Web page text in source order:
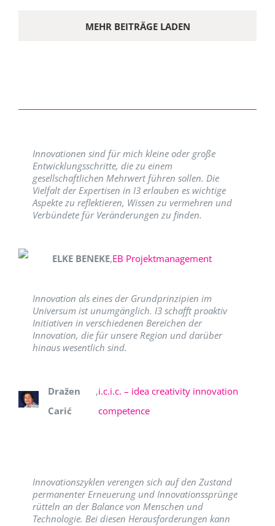
MEHR BEITRÄGE LADEN
Innovationen sind für mich kleine oder große
Entwicklungsschritte, die zu einem
gesellschaftlichen Mehrwert führen sollen. Die
Vielfalt der Expertisen in I3 erlauben es wichtige
Aspekte zu reflektieren, Wissen zu vermehren und
Verbündete für Veränderungen zu finden.
ELKE BENEKE,EB Projektmanagement
Innovation als eines der Grundprinzipien im
Universum ist unumgänglich. I3 schafft proaktiv
Initiativen in verschiedenen Bereichen der
Innovation, die für unsere Region und darüber
hinaus wesentlich sind.
Dražen
Carić
,i.c.i.c. – idea creativity innovation
competence
Innovationszyklen verengen sich auf den Zustand
permanenter Erneuerung und Innovationssprünge
rütteln an der Balance von Menschen und
Technologie. Bei diesen Herausforderungen kann